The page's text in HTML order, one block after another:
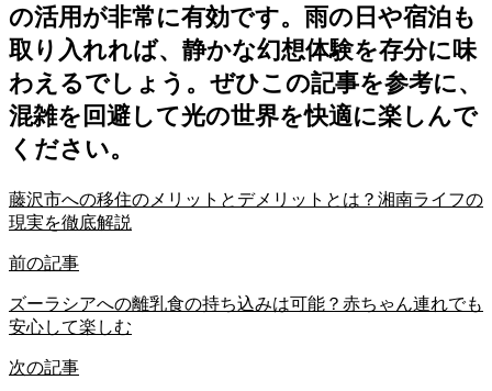
の活用が非常に有効です。雨の日や宿泊も
取り入れれば、静かな幻想体験を存分に味
わえるでしょう。ぜひこの記事を参考に、
混雑を回避して光の世界を快適に楽しんで
ください。
藤沢市への移住のメリットとデメリットとは？湘南ライフの
現実を徹底解説
前の記事
ズーラシアへの離乳食の持ち込みは可能？赤ちゃん連れでも
安心して楽しむ
次の記事